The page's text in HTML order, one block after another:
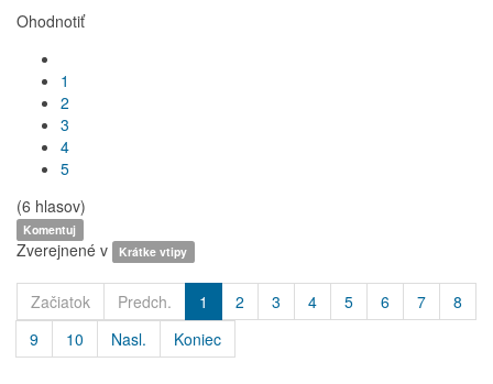
Ohodnotiť
1
2
3
4
5
(6 hlasov)
Komentuj
Zverejnené v Krátke vtipy
Začiatok Predch. 1 2 3 4 5 6 7
8
9
10 Nasl. Koniec